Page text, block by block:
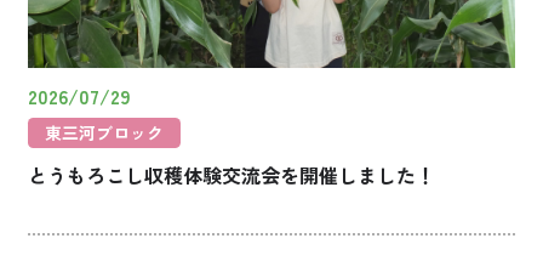
2026/07/29
東三河ブロック
とうもろこし収穫体験交流会を開催しました！